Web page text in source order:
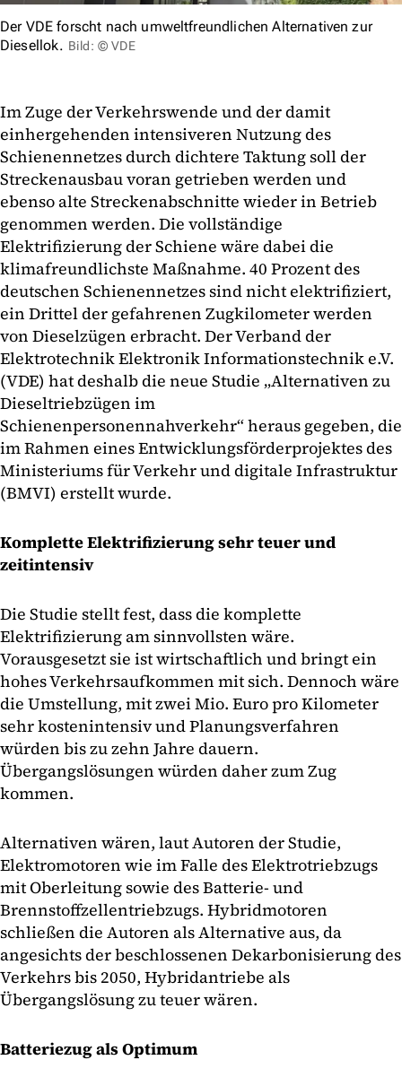
Der VDE forscht nach umweltfreundlichen Alternativen zur
Diesellok. Bild: © VDE
Im Zuge der Verkehrswende und der damit
einhergehenden intensiveren Nutzung des
Schienennetzes durch dichtere Taktung soll der
Streckenausbau voran getrieben werden und
ebenso alte Streckenabschnitte wieder in Betrieb
genommen werden. Die vollständige
Elektrifizierung der Schiene wäre dabei die
klimafreundlichste Maßnahme. 40 Prozent des
deutschen Schienennetzes sind nicht elektrifiziert,
ein Drittel der gefahrenen Zugkilometer werden
von Dieselzügen erbracht. Der Verband der
Elektrotechnik Elektronik Informationstechnik e.V.
(VDE) hat deshalb die neue Studie „Alternativen zu
Dieseltriebzügen im
Schienenpersonennahverkehr“ heraus gegeben, die
im Rahmen eines Entwicklungsförderprojektes des
Ministeriums für Verkehr und digitale Infrastruktur
(BMVI) erstellt wurde.
Komplette Elektrifizierung sehr teuer und
zeitintensiv
Die Studie stellt fest, dass die komplette
Elektrifizierung am sinnvollsten wäre.
Vorausgesetzt sie ist wirtschaftlich und bringt ein
hohes Verkehrsaufkommen mit sich. Dennoch wäre
die Umstellung, mit zwei Mio. Euro pro Kilometer
sehr kostenintensiv und Planungsverfahren
würden bis zu zehn Jahre dauern.
Übergangslösungen würden daher zum Zug
kommen.
Alternativen wären, laut Autoren der Studie,
Elektromotoren wie im Falle des Elektrotriebzugs
mit Oberleitung sowie des Batterie- und
Brennstoffzellentriebzugs. Hybridmotoren
schließen die Autoren als Alternative aus, da
angesichts der beschlossenen Dekarbonisierung des
Verkehrs bis 2050, Hybridantriebe als
Übergangslösung zu teuer wären.
Batteriezug als Optimum